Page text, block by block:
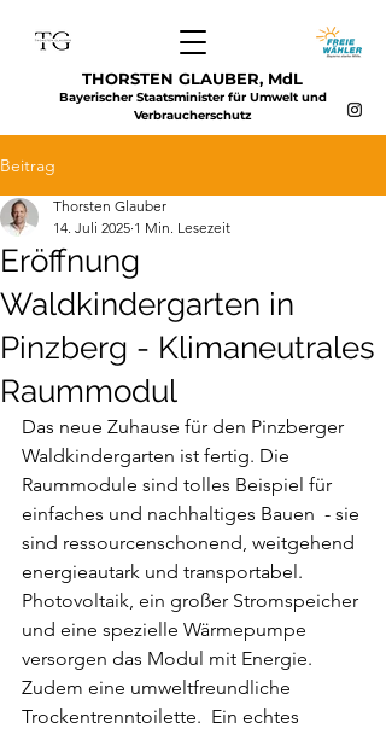
THORSTEN GLAUBER, MdL
Bayerischer Staatsminister für Umwelt und
Verbraucherschutz
Beitrag
Eröffnung
Waldkindergarten in
Pinzberg - Klimaneutrales
Raummodul
Thorsten Glauber
14. Juli 2025 1 Min. Lesezeit
Das neue Zuhause für den Pinzberger
Waldkindergarten ist fertig. Die
Raummodule sind tolles Beispiel für
einfaches und nachhaltiges Bauen  - sie
sind ressourcenschonend, weitgehend
energieautark und transportabel.
Photovoltaik, ein großer Stromspeicher
und eine spezielle Wärmepumpe
versorgen das Modul mit Energie.
Zudem eine umweltfreundliche
Trockentrenntoilette.  Ein echtes